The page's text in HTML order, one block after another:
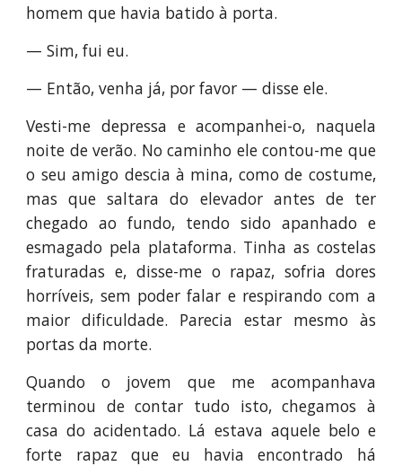
homem que havia batido à porta.
— Sim, fui eu.
— Então, venha já, por favor — disse ele.
Vesti-me depressa e acompanhei-o, naquela
noite de verão. No caminho ele contou-me que
o seu amigo descia à mina, como de costume,
mas que saltara do elevador antes de ter
chegado ao fundo, tendo sido apanhado e
esmagado pela plataforma. Tinha as costelas
fraturadas e, disse-me o rapaz, sofria dores
horríveis, sem poder falar e respirando com a
maior dificuldade. Parecia estar mesmo às
portas da morte.
Quando o jovem que me acompanhava
terminou de contar tudo isto, chegamos à
casa do acidentado. Lá estava aquele belo e
forte rapaz que eu havia encontrado há